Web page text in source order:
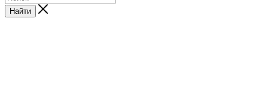
Найти